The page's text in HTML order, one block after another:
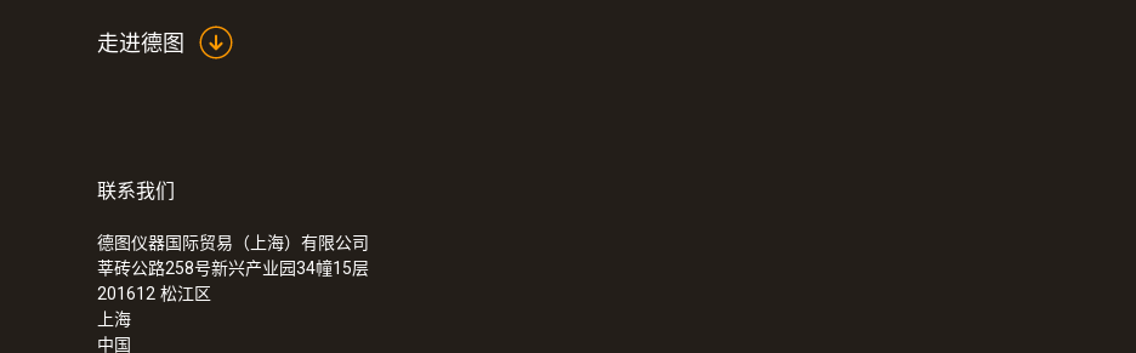
走进德图
联系我们
德图仪器国际贸易（上海）有限公司
莘砖公路258号新兴产业园34幢15层
201612 松江区
上海
中国